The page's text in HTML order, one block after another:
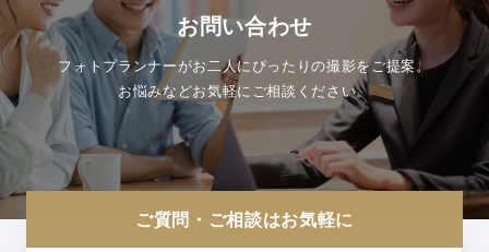
お問い合わせ
フォトプランナーがお二人にぴったりの撮影をご提案。
お悩みなどお気軽にご相談ください。
ご質問・ご相談はお気軽に